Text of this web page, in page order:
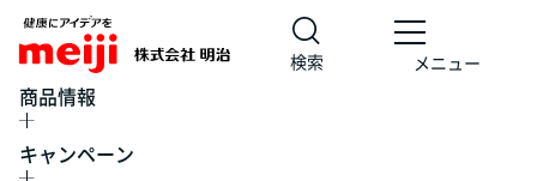
検索 メニュー
商品情報
キャンペーン